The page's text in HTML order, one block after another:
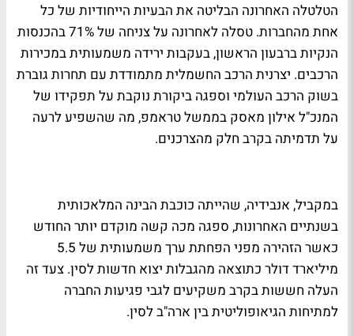
הטלטלה האחרונה הבליטה את הבעיות הייחודיות של כל
אחת מהחברות. טסלה לאחרונה על צניחה של 71% בהכנסות
הנקיות ברבעון הראשון, בעקבות ירידה משמעותית במכירות
הרכבים. יצרנית הרכב החשמלית מתמודדת עם תחרות גוברת
בשוק הרכב העולמי וספגה ביקורת נוקבת על תפקידו של
המנכ"ל אילון מאסק בממשל טראמפ, מה שהשפיע לרעה
על תדמיתה בקרב חלק מהצרכנים.
במקביל, אנבידיה, שהייתה כוכבת הבינה המלאכותית
בשנתיים האחרונות, ספגה מכה קשה מוקדם יותר החודש
כאשר הזהירה מפני הפחתת ערך משמעותית של 5.5
מיליארד דולר כתוצאה מהגבלות יצוא חדשות לסין. צעד זה
העלה חששות בקרב משקיעים לגבי פגיעות החברה
למתיחות הגיאופוליטית בין ארה"ב לסין.